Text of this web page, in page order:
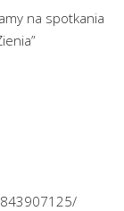
na spotkania